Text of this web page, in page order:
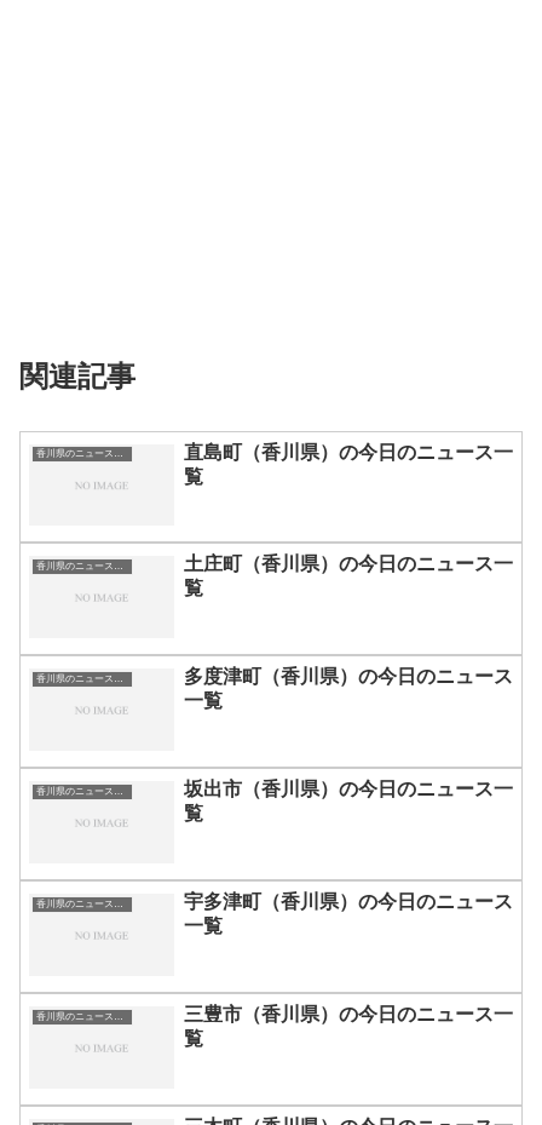
関連記事
香川県のニュース一覧
直島町（香川県）の今日のニュース一
覧
香川県のニュース一覧
土庄町（香川県）の今日のニュース一
覧
香川県のニュース一覧
多度津町（香川県）の今日のニュース
一覧
香川県のニュース一覧
坂出市（香川県）の今日のニュース一
覧
香川県のニュース一覧
宇多津町（香川県）の今日のニュース
一覧
香川県のニュース一覧
三豊市（香川県）の今日のニュース一
覧